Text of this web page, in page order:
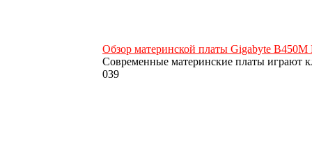
Обзор материнской платы Gigabyte B450M
Современные материнские платы играют
039